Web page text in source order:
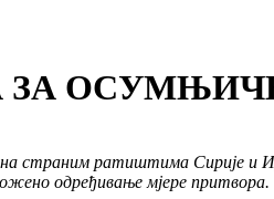
ЗА
страним ратиштима Сирије
одређивање мјере притвора.